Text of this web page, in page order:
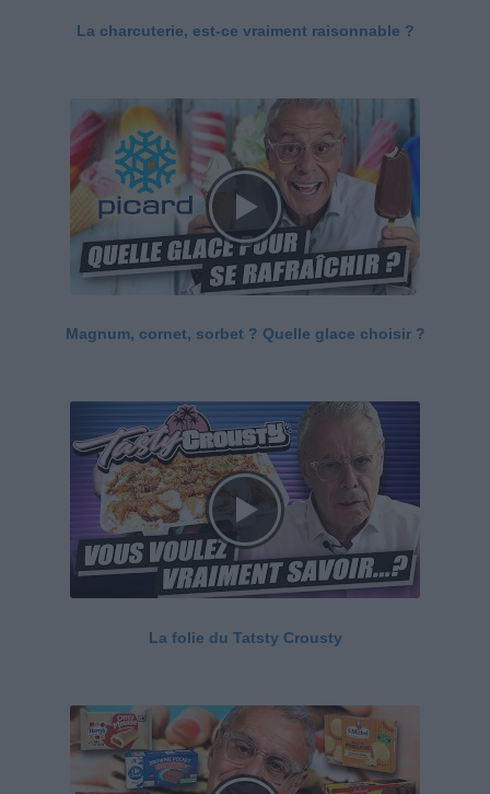
La charcuterie, est-ce vraiment raisonnable ?
Magnum, cornet, sorbet ? Quelle glace choisir ?
La folie du Tatsty Crousty